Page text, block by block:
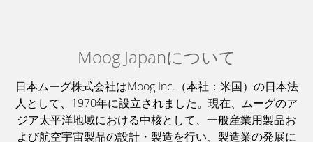
Moog Japanについて
日本ムーグ株式会社はMoog Inc.（本社：米国）の日本法
人として、1970年に設立されました。現在、ムーグのア
ジア太平洋地域における中核として、一般産業用製品お
よび航空宇宙製品の設計・製造を行い、製造業の発展に